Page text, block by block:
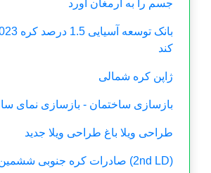
جسم را به ارمغان آورد
کند
ژاپن کره شمالی
بازسازی ساختمان - بازسازی نمای
طراحی ویلا باغ طراحی ویلا جدید
(2nd LD) صادرات کره جنوبی ششمین شکست